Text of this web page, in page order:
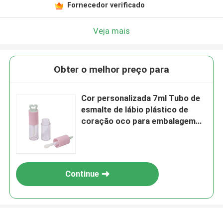
Fornecedor verificado
Veja mais
Obter o melhor preço para
Cor personalizada 7ml Tubo de
esmalte de lábio plástico de
coração oco para embalagem
Continue